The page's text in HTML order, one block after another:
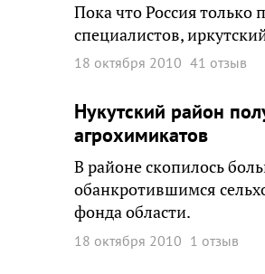
Пока что Россия только
специалистов,
18 октября 2010 41 отзыв
Нукутский район
агрохимикатов
В районе скопилось
обанкротившимся
фонда области.
18 октября 2010 1 отзыв